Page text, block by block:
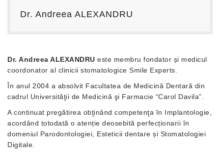
Dr. Andreea ALEXANDRU
Dr. Andreea ALEXANDRU este membru fondator și medicul
coordonator al clinicii stomatologice Smile Experts.
În anul 2004 a absolvit Facultatea de Medicină Dentară din
cadrul Universităţii de Medicină şi Farmacie “Carol Davila”.
A continuat pregătirea obţinând competenţa în Implantologie,
acordând totodată o atenție deosebită perfecționarii în
domeniul Parodontologiei, Esteticii dentare și Stomatologiei
Digitale.